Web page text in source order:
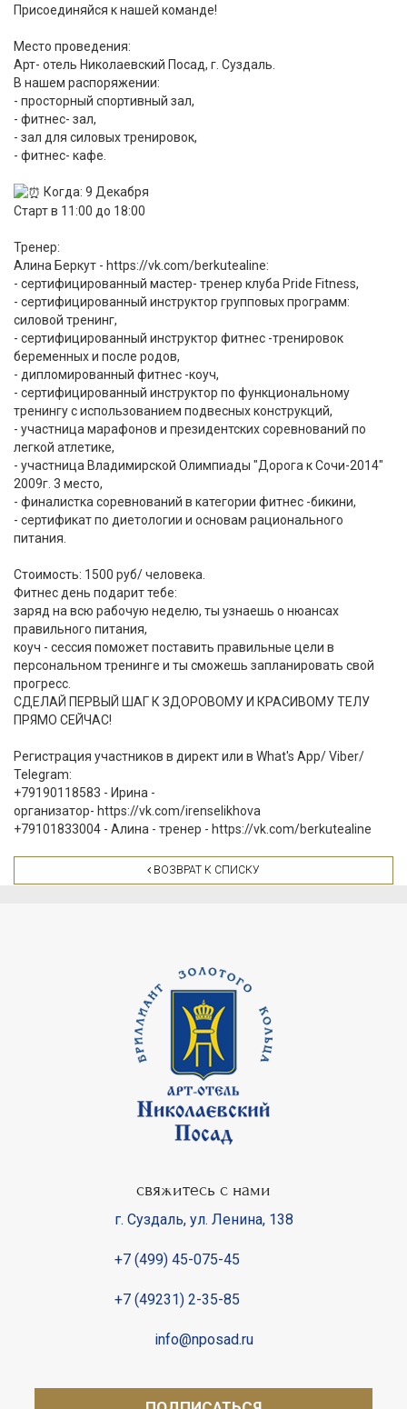
Присоединяйся к нашей команде!
Место проведения:
Арт- отель Николаевский Посад, г. Суздаль.
В нашем распоряжении:
- просторный спортивный зал,
- фитнес- зал,
- зал для силовых тренировок,
- фитнес- кафе.
Когда: 9 Декабря
Старт в 11:00 до 18:00
Тренер:
Алина Беркут - https://vk.com/berkutealine:
- сертифицированный мастер- тренер клуба Pride Fitness,
- сертифицированный инструктор групповых программ:
силовой тренинг,
- сертифицированный инструктор фитнес -тренировок
беременных и после родов,
- дипломированный фитнес -коуч,
- сертифицированный инструктор по функциональному
тренингу с использованием подвесных конструкций,
- участница марафонов и президентских соревнований по
легкой атлетике,
- участница Владимирской Олимпиады "Дорога к Сочи-2014"
2009г. 3 место,
- финалистка соревнований в категории фитнес -бикини,
- сертификат по диетологии и основам рационального
питания.
Стоимость: 1500 руб/ человека.
Фитнес день подарит тебе:
заряд на всю рабочую неделю, ты узнаешь о нюансах
правильного питания,
коуч - сессия поможет поставить правильные цели в
персональном тренинге и ты сможешь запланировать свой
прогресс.
СДЕЛАЙ ПЕРВЫЙ ШАГ К ЗДОРОВОМУ И КРАСИВОМУ ТЕЛУ
ПРЯМО СЕЙЧАС!
Регистрация участников в директ или в What's App/ Viber/
Telegram:
+79190118583 - Ирина -
организатор- https://vk.com/irenselikhova
+79101833004 - Алина - тренер - https://vk.com/berkutealine
ВОЗВРАТ К СПИСКУ
свяжитесь с нами
г. Суздаль, ул. Ленина, 138
+7 (499) 45-075-45
+7 (49231) 2-35-85
info@nposad.ru